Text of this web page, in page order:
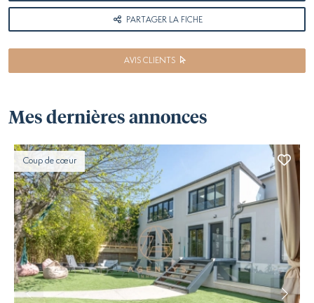
PARTAGER LA FICHE
AVIS CLIENTS
Mes dernières annonces
Coup de cœur